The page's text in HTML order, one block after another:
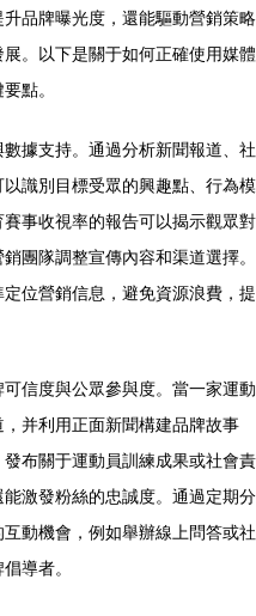
品牌曝光度，還能驅動營銷策略
。以下是關于如何正確使用媒體
點。
據支持。通過分析新聞報道、社
識別目標受眾的興趣點、行為模
事收視率的報告可以揭示觀眾對
團隊調整宣傳內容和渠道選擇。
位營銷信息，避免資源浪費，提
信度與公眾參與度。當一家運動
并利用正面新聞構建品牌故事
布關于運動員訓練成果或社會責
激發粉絲的忠誠度。通過定期分
動機會，例如舉辦線上問答或社
導者。